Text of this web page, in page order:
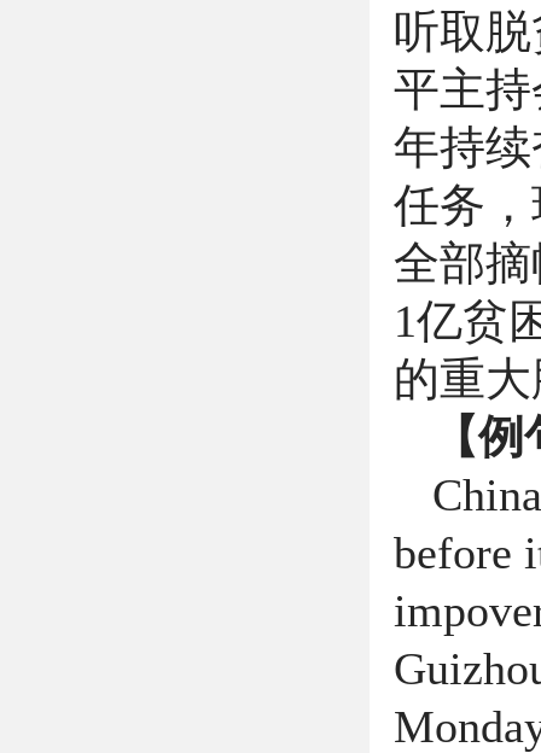
听取
平主
年持
任务
全部
1亿贫
的重
【
before